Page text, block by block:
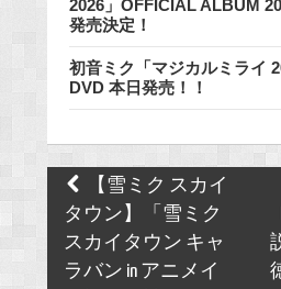
2026」OFFICIAL ALBUM
発売決定！
初音ミク「マジカルミライ
DVD 本日発売！！
Post
navigation
【雪ミク スカイ
タウン】「雪ミク
スカイタウン キャ
ラバン in アニメイ